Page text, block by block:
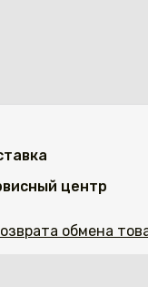
центр
обмена